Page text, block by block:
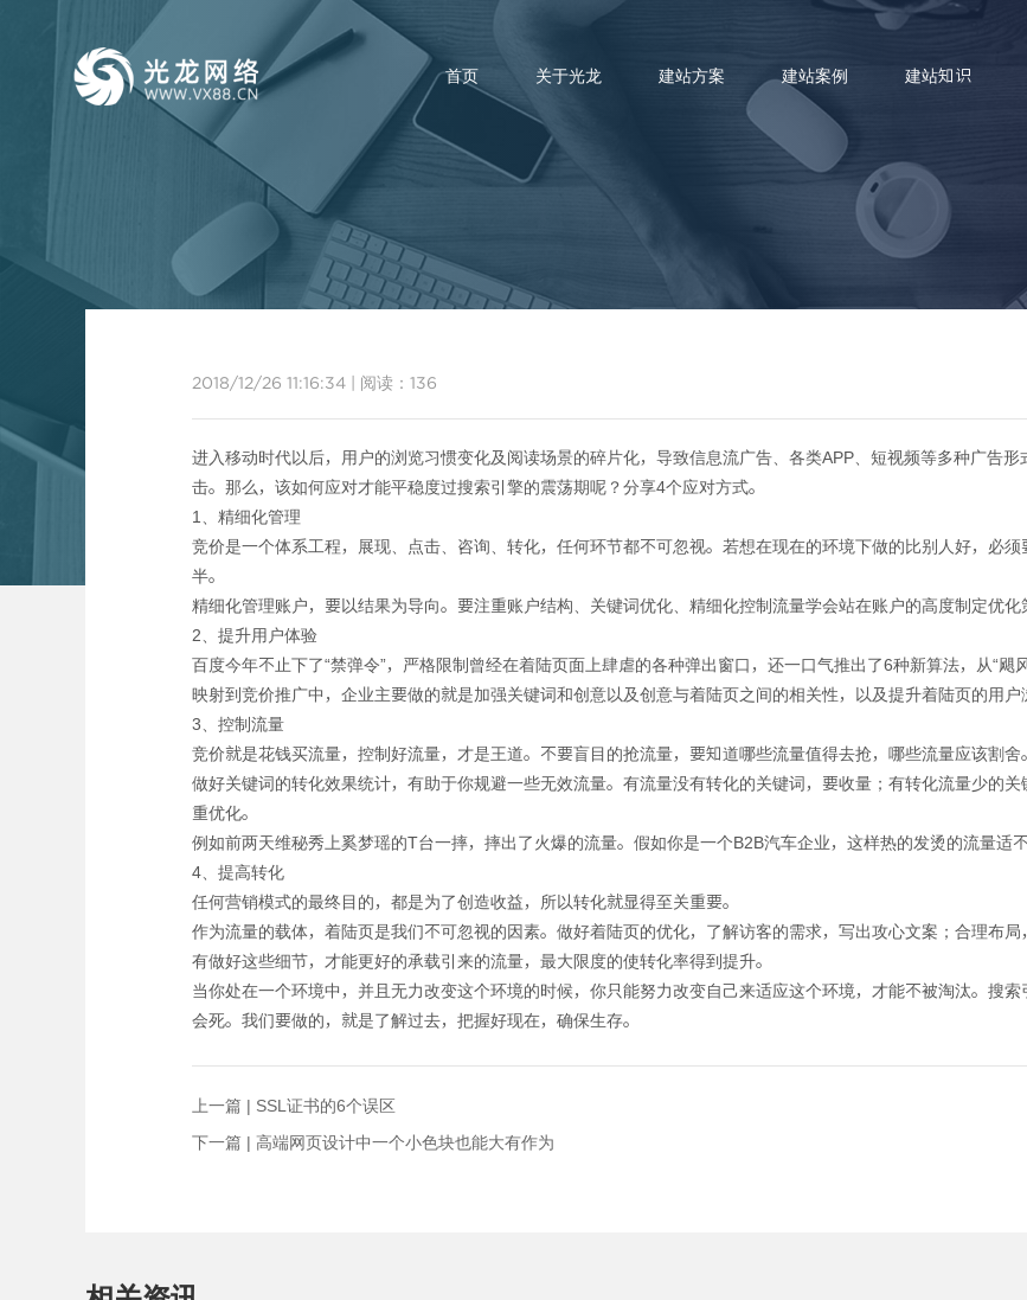
首页 关于光龙 建站方案 建站案例 建站知识
2018/12/26 11:16:34 阅读： 136
进入移动时代以后，用户的浏览习惯变化及阅读场景的碎片化，导致信息流广告、各类APP、短视频等多种广告
击。那么，该如何应对才能平稳度过搜索引擎的震荡期呢？分享4个应对方式。
1、精细化管理
竞价是一个体系工程，展现、点击、咨询、转化，任何环节都不可忽视。若想在现在的环境下做的比别人好，必
半。
精细化管理账户，要以结果为导向。要注重账户结构、关键词优化、精细化控制流量学会站在账户的高度制定优化
2、提升用户体验
百度今年不止下了“禁弹令”，严格限制曾经在着陆页面上肆虐的各种弹出窗口，还一口气推出了6种新算法，从“飓
映射到竞价推广中，企业主要做的就是加强关键词和创意以及创意与着陆页之间的相关性，以及提升着陆页的用户
3、控制流量
竞价就是花钱买流量，控制好流量，才是王道。不要盲目的抢流量，要知道哪些流量值得去抢，哪些流量应该割舍
做好关键词的转化效果统计，有助于你规避一些无效流量。有流量没有转化的关键词，要收量；有转化流量少的
重优化。
例如前两天维秘秀上奚梦瑶的T台一摔，摔出了火爆的流量。假如你是一个B2B汽车企业，这样热的发烫的流量适
4、提高转化
任何营销模式的最终目的，都是为了创造收益，所以转化就显得至关重要。
作为流量的载体，着陆页是我们不可忽视的因素。做好着陆页的优化，了解访客的需求，写出攻心文案；合理布
有做好这些细节，才能更好的承载引来的流量，最大限度的使转化率得到提升。
当你处在一个环境中，并且无力改变这个环境的时候，你只能努力改变自己来适应这个环境，才能不被淘汰。搜
会死。我们要做的，就是了解过去，把握好现在，确保生存。
上一篇 | SSL证书的6个误区
下一篇 | 高端网页设计中一个小色块也能大有作为